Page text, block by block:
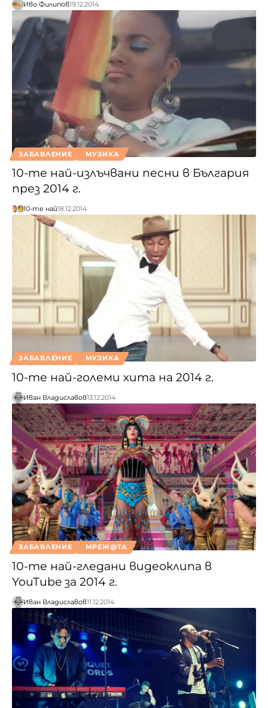
Иво Филипов19.12.2014
ЗАБАВЛЕНИЕ МУЗИКА
10-те най-излъчвани песни в България
през 2014 г.
10-те най18.12.2014
ЗАБАВЛЕНИЕ МУЗИКА
10-те най-големи хита на 2014 г.
Иван Владиславов13.12.2014
ЗАБАВЛЕНИЕ МРЕЖ@ТА
10-те най-гледани видеоклипа в
YouTube за 2014 г.
Иван Владиславов11.12.2014